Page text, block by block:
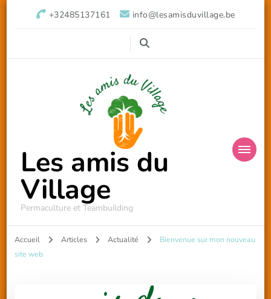
+32485137161 info@lesamisduvillage.be
Les amis du
Village
Permaculture et Teambuilding
Accueil Articles Actualité
Bienvenue sur mon nouveau
site web